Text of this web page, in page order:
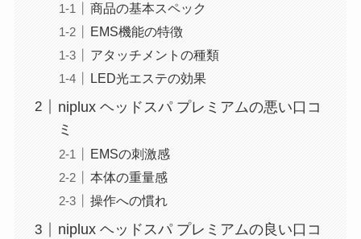
商品の基本スペック
EMS機能の特徴
アタッチメントの種類
LED光エステの効果
niplux ヘッドスパ プレミアムの悪い口コ
ミ
EMSの刺激感
本体の重量感
操作への慣れ
niplux ヘッドスパ プレミアムの良い口コ